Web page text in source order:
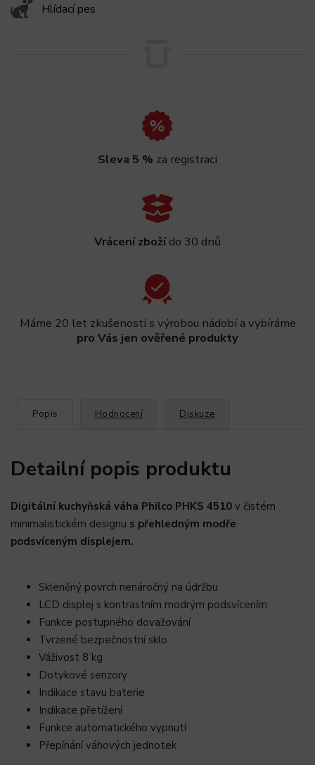
Hlídací pes
Sleva 5 % za registraci
Vrácení zbožído 30 dnů
Máme 20 let zkušeností s výrobou nádobí a vybíráme
pro Vás jen ověřené produkty
Popis Hodnocení Diskuze
Detailní popis produktu
Digitální kuchyňská váha Philco PHKS 4510 v čistém
minimalistickém designu s přehledným modře
podsvíceným displejem.
Skleněný povrch nenáročný na údržbu
LCD displej s kontrastním modrým podsvícením
Funkce postupného dovažování
Tvrzené bezpečnostní sklo
Váživost 8 kg
Dotykové senzory
Indikace stavu baterie
Indikace přetížení
Funkce automatického vypnutí
Přepínání váhových jednotek